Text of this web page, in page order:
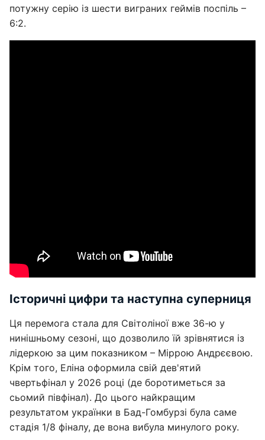
потужну серію із шести виграних геймів поспіль –
6:2.
Історичні цифри та наступна суперниця
Ця перемога стала для Світоліної вже 36-ю у
нинішньому сезоні, що дозволило їй зрівнятися із
лідеркою за цим показником – Міррою Андрєєвою.
Крім того, Еліна оформила свій дев'ятий
чвертьфінал у 2026 році (де боротиметься за
сьомий півфінал). До цього найкращим
результатом українки в Бад-Гомбурзі була саме
стадія 1/8 фіналу, де вона вибула минулого року.